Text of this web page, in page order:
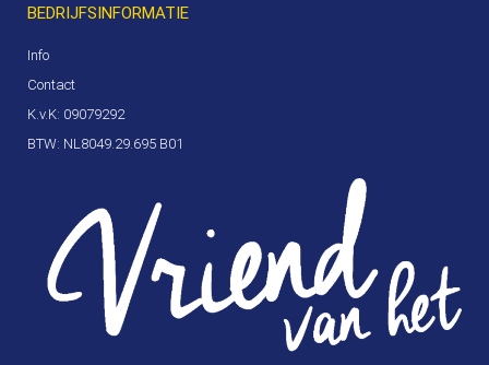
BEDRIJFSINFORMATIE
Info
Contact
K.v.K: 09079292
BTW: NL8049.29.695 B01